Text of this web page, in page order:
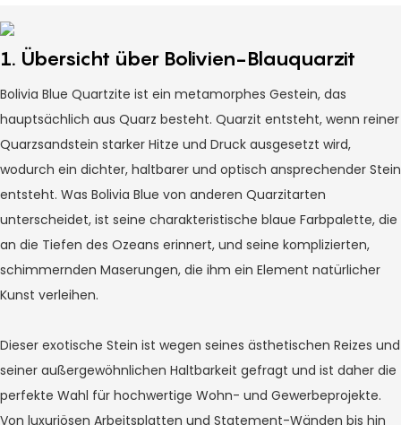
1. Übersicht über Bolivien-Blauquarzit
Bolivia Blue Quartzite ist ein metamorphes Gestein, das
hauptsächlich aus Quarz besteht. Quarzit entsteht, wenn reiner
Quarzsandstein starker Hitze und Druck ausgesetzt wird,
wodurch ein dichter, haltbarer und optisch ansprechender Stein
entsteht. Was Bolivia Blue von anderen Quarzitarten
unterscheidet, ist seine charakteristische blaue Farbpalette, die
an die Tiefen des Ozeans erinnert, und seine komplizierten,
schimmernden Maserungen, die ihm ein Element natürlicher
Kunst verleihen.
Dieser exotische Stein ist wegen seines ästhetischen Reizes und
seiner außergewöhnlichen Haltbarkeit gefragt und ist daher die
perfekte Wahl für hochwertige Wohn- und Gewerbeprojekte.
Von luxuriösen Arbeitsplatten und Statement-Wänden bis hin